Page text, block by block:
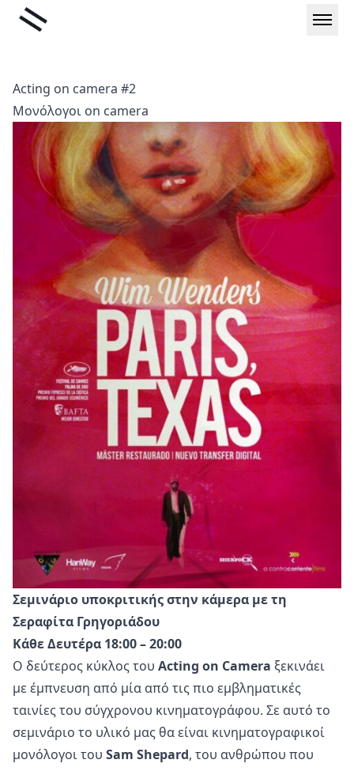
Μετάβαση
Liminal
Acting on camera #2
Μονόλογοι on camera
Σεμινάριο υποκριτικής στην κάμερα με τη
Σεραφίτα Γρηγοριάδου
Κάθε Δευτέρα 18:00 – 20:00
Ο δεύτερος κύκλος του Acting on Camera ξεκινάει
με έμπνευση από μία από τις πιο εμβληματικές
ταινίες του σύγχρονου κινηματογράφου. Σε αυτό το
σεμινάριο το υλικό μας θα είναι κινηματογραφικοί
μονόλογοι του Sam Shepard, του ανθρώπου που